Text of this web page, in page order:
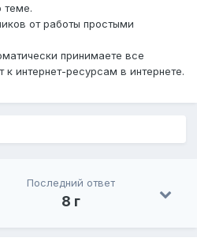
теме.
от работы простыми
принимаете все
интернет-ресурсам в интернете.
Последний ответ
8 г